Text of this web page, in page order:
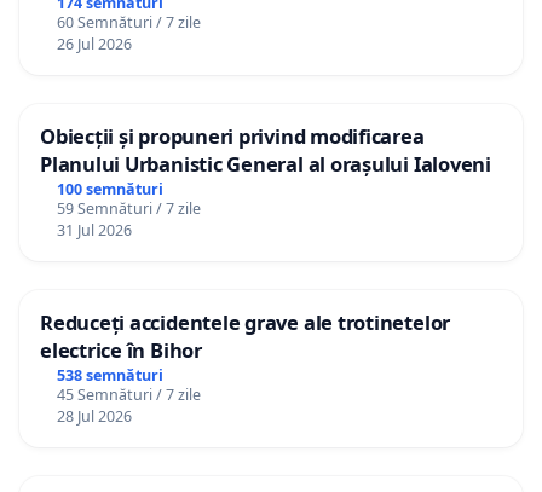
38. Teodora Daiana Păcurar - actriță
40. Irina Crăiță-Mândră - regizoare
41. Daniel Alexandru Dragomir - coregraf, performer
42. Alina Florescu, actriță
44. Gelu Nițu, actor
45. Adelina Dobrea, actriță
46. Iuliana Danciu, actriță
60 Semnături / 7 zile
26 Jul 2026
Obiecții și propuneri privind modificarea
Planului Urbanistic General al orașului Ialoveni
100 semnături
59 Semnături / 7 zile
31 Jul 2026
Reduceți accidentele grave ale trotinetelor
electrice în Bihor
538 semnături
45 Semnături / 7 zile
28 Jul 2026